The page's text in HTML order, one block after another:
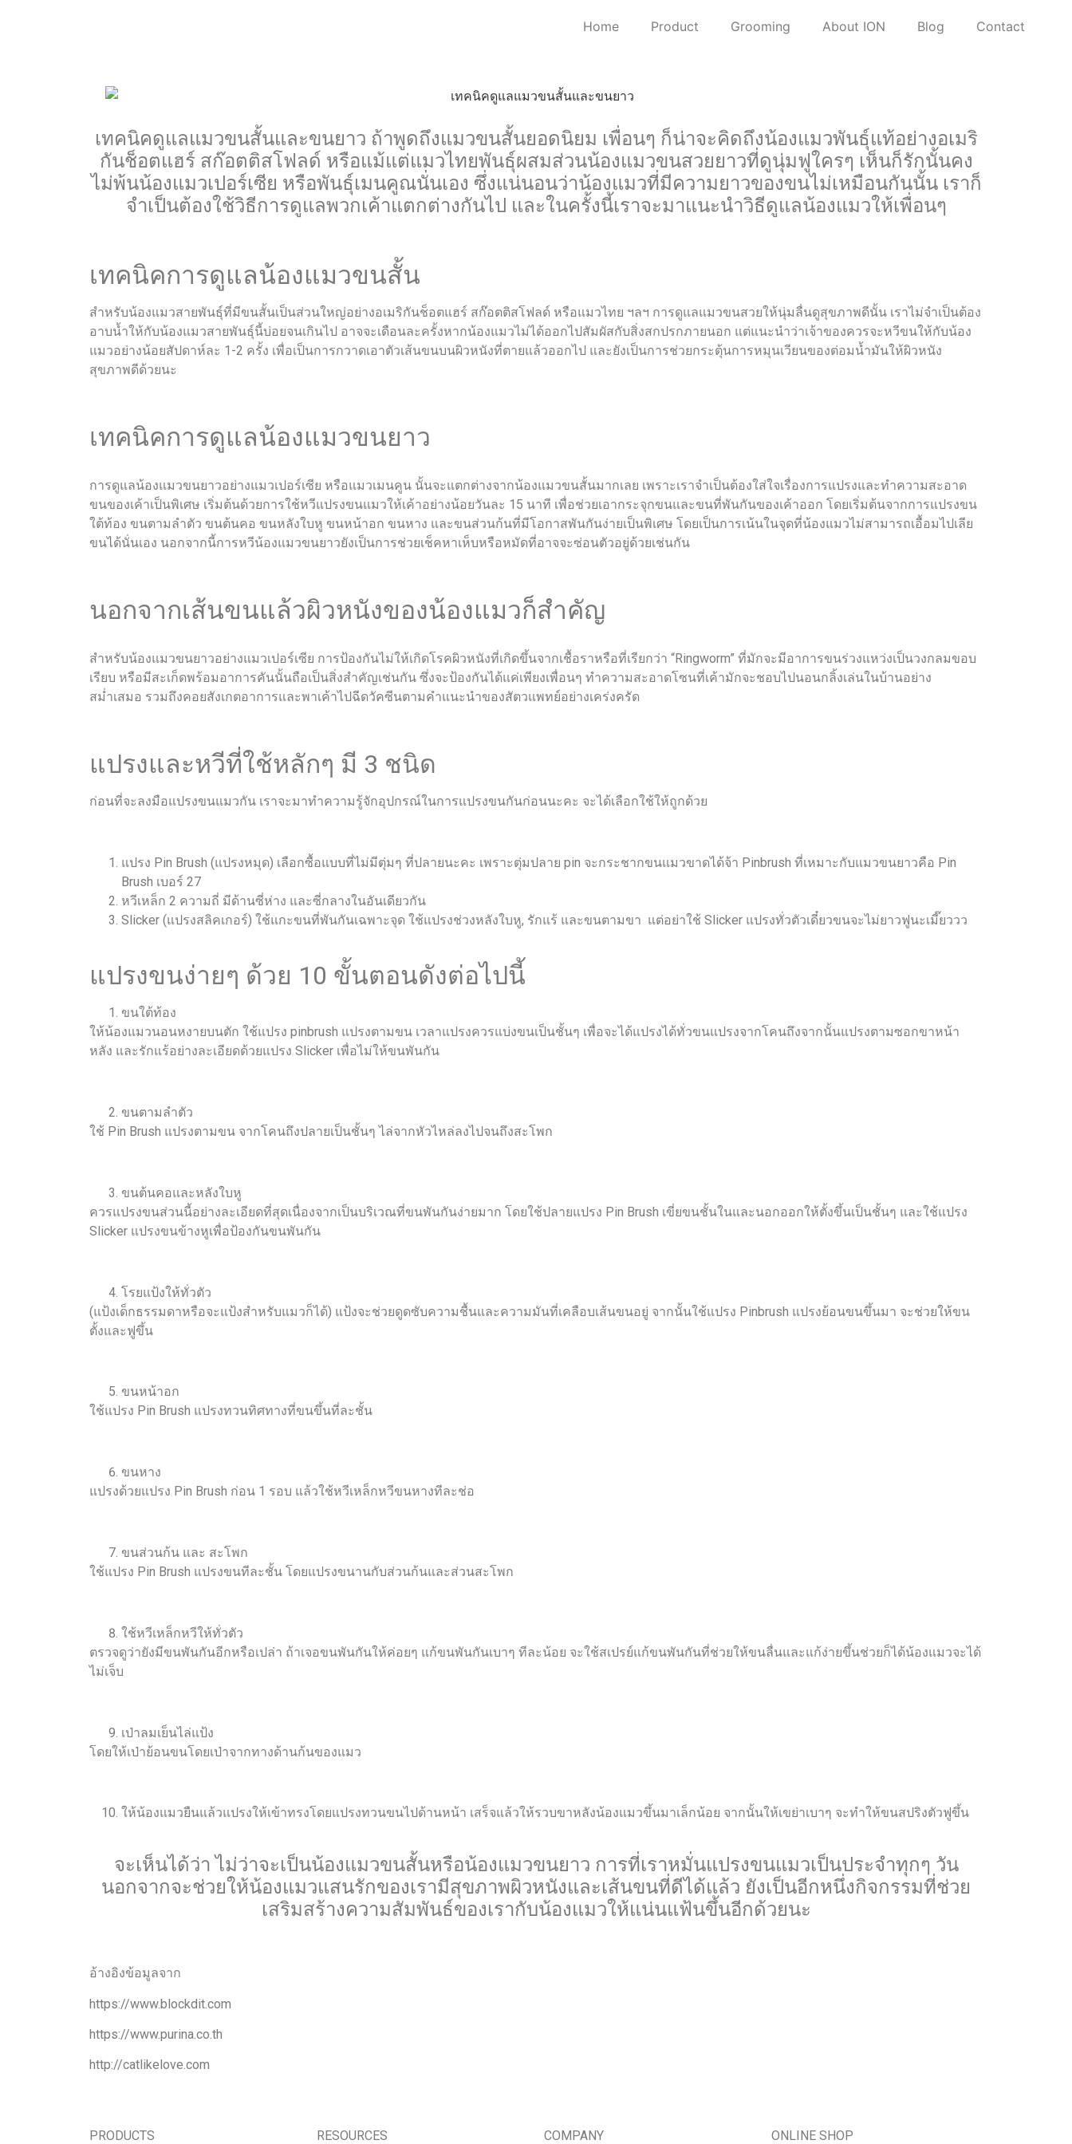
Home Product Grooming About ION Blog Contact
เทคนิคดูแลแมวขนสั้นและขนยาว ถ้าพูดถึงแมวขนสั้นยอดนิยม เพื่อนๆ ก็น่าจะคิดถึงน้องแมวพันธุ์แท้อย่างอเมริ
กันช็อตแฮร์ สก๊อตติสโฟลด์ หรือแม้แต่แมวไทยพันธุ์ผสมส่วนน้องแมวขนสวยยาวที่ดูนุ่มฟูใครๆ เห็นก็รักนั้นคง
ไม่พ้นน้องแมวเปอร์เซีย หรือพันธุ์เมนคูณนั่นเอง ซึ่งแน่นอนว่าน้องแมวที่มีความยาวของขนไม่เหมือนกันนั้น เราก็
จำเป็นต้องใช้วิธีการดูแลพวกเค้าแตกต่างกันไป และในครั้งนี้เราจะมาแนะนำวิธีดูแลน้องแมวให้เพื่อนๆ
เทคนิคการดูแลน้องแมวขนสั้น
สำหรับน้องแมวสายพันธุ์ที่มีขนสั้นเป็นส่วนใหญ่อย่างอเมริกันช็อตแฮร์ สก๊อตติสโฟลด์ หรือแมวไทย ฯลฯ การดูแลแมวขนสวยให้นุ่มลื่นดูสุขภาพดีนั้น เราไม่จำเป็นต้อง
อาบน้ำให้กับน้องแมวสายพันธุ์นี้บ่อยจนเกินไป อาจจะเดือนละครั้งหากน้องแมวไม่ได้ออกไปสัมผัสกับสิ่งสกปรกภายนอก แต่แนะนำว่าเจ้าของควรจะหวีขนให้กับน้อง
แมวอย่างน้อยสัปดาห์ละ 1-2 ครั้ง เพื่อเป็นการกวาดเอาตัวเส้นขนบนผิวหนังที่ตายแล้วออกไป และยังเป็นการช่วยกระตุ้นการหมุนเวียนของต่อมน้ำมันให้ผิวหนัง
สุขภาพดีด้วยนะ
เทคนิคการดูแลน้องแมวขนยาว
การดูแลน้องแมวขนยาวอย่างแมวเปอร์เซีย หรือแมวเมนคูน นั้นจะแตกต่างจากน้องแมวขนสั้นมากเลย เพราะเราจำเป็นต้องใส่ใจเรื่องการแปรงและทำความสะอาด
ขนของเค้าเป็นพิเศษ เริ่มต้นด้วยการใช้หวีแปรงขนแมวให้เค้าอย่างน้อยวันละ 15 นาที เพื่อช่วยเอากระจุกขนและขนที่พันกันของเค้าออก โดยเริ่มต้นจากการแปรงขน
ใต้ท้อง ขนตามลำตัว ขนต้นคอ ขนหลังใบหู ขนหน้าอก ขนหาง และขนส่วนก้นที่มีโอกาสพันกันง่ายเป็นพิเศษ โดยเป็นการเน้นในจุดที่น้องแมวไม่สามารถเอื้อมไปเลีย
ขนได้นั่นเอง นอกจากนี้การหวีน้องแมวขนยาวยังเป็นการช่วยเช็คหาเห็บหรือหมัดที่อาจจะซ่อนตัวอยู่ด้วยเช่นกัน
นอกจากเส้นขนแล้วผิวหนังของน้องแมวก็สำคัญ
สำหรับน้องแมวขนยาวอย่างแมวเปอร์เซีย การป้องกันไม่ให้เกิดโรคผิวหนังที่เกิดขึ้นจากเชื้อราหรือที่เรียกว่า “Ringworm” ที่มักจะมีอาการขนร่วงแหว่งเป็นวงกลมขอบ
เรียบ หรือมีสะเก็ดพร้อมอาการคันนั้นถือเป็นสิ่งสำคัญเช่นกัน ซึ่งจะป้องกันได้แค่เพียงเพื่อนๆ ทำความสะอาดโซนที่เค้ามักจะชอบไปนอนกลิ้งเล่นในบ้านอย่าง
สม่ำเสมอ รวมถึงคอยสังเกตอาการและพาเค้าไปฉีดวัคซีนตามคำแนะนำของสัตวแพทย์อย่างเคร่งครัด
แปรงและหวีที่ใช้หลักๆ มี 3 ชนิด
ก่อนที่จะลงมือแปรงขนแมวกัน เราจะมาทำความรู้จักอุปกรณ์ในการแปรงขนกันก่อนนะคะ จะได้เลือกใช้ให้ถูกด้วย
แปรง Pin Brush (แปรงหมุด) เลือกซื้อแบบที่ไม่มีตุ่มๆ ที่ปลายนะคะ เพราะตุ่มปลาย pin จะกระชากขนแมวขาดได้จ้า Pinbrush ที่เหมาะกับแมวขนยาวคือ Pin
Brush เบอร์ 27
หวีเหล็ก 2 ความถี่ มีด้านซี่ห่าง และซี่กลางในอันเดียวกัน
Slicker (แปรงสลิคเกอร์) ใช้แกะขนที่พันกันเฉพาะจุด ใช้แปรงช่วงหลังใบหู, รักแร้ และขนตามขา แต่อย่าใช้ Slicker แปรงทั่วตัวเดี๋ยวขนจะไม่ยาวฟูนะเมี๊ยววว
แปรงขนง่ายๆ ด้วย 10 ขั้นตอนดังต่อไปนี้
ขนใต้ท้อง
ให้น้องแมวนอนหงายบนตัก ใช้แปรง pinbrush แปรงตามขน เวลาแปรงควรแบ่งขนเป็นชั้นๆ เพื่อจะได้แปรงได้ทั่วขนแปรงจากโคนถึงจากนั้นแปรงตามซอกขาหน้า
หลัง และรักแร้อย่างละเอียดด้วยแปรง Slicker เพื่อไม่ให้ขนพันกัน
ขนตามลำตัว
ใช้ Pin Brush แปรงตามขน จากโคนถึงปลายเป็นชั้นๆ ไล่จากหัวไหล่ลงไปจนถึงสะโพก
ขนต้นคอและหลังใบหู
ควรแปรงขนส่วนนี้อย่างละเอียดที่สุดเนื่องจากเป็นบริเวณที่ขนพันกันง่ายมาก โดยใช้ปลายแปรง Pin Brush เขี่ยขนชั้นในและนอกออกให้ตั้งขึ้นเป็นชั้นๆ และใช้แปรง
Slicker แปรงขนข้างหูเพื่อป้องกันขนพันกัน
โรยแป้งให้ทั่วตัว
(แป้งเด็กธรรมดาหรือจะแป้งสำหรับแมวก็ได้) แป้งจะช่วยดูดซับความชื้นและความมันที่เคลือบเส้นขนอยู่ จากนั้นใช้แปรง Pinbrush แปรงย้อนขนขึ้นมา จะช่วยให้ขน
ตั้งและฟูขึ้น
ขนหน้าอก
ใช้แปรง Pin Brush แปรงทวนทิศทางที่ขนขึ้นที่ละชั้น
ขนหาง
แปรงด้วยแปรง Pin Brush ก่อน 1 รอบ แล้วใช้หวีเหล็กหวีขนหางทีละช่อ
ขนส่วนก้น และ สะโพก
ใช้แปรง Pin Brush แปรงขนทีละชั้น โดยแปรงขนานกับส่วนก้นและส่วนสะโพก
ใช้หวีเหล็กหวีให้ทั่วตัว
ตรวจดูว่ายังมีขนพันกันอีกหรือเปล่า ถ้าเจอขนพันกันให้ค่อยๆ แก้ขนพันกันเบาๆ ทีละน้อย จะใช้สเปรย์แก้ขนพันกันที่ช่วยให้ขนลื่นและแก้ง่ายขึ้นช่วยก็ได้น้องแมวจะได้
ไม่เจ็บ
เป่าลมเย็นไล่แป้ง
โดยให้เป่าย้อนขนโดยเป่าจากทางด้านก้นของแมว
ให้น้องแมวยืนแล้วแปรงให้เข้าทรงโดยแปรงทวนขนไปด้านหน้า เสร็จแล้วให้รวบขาหลังน้องแมวขึ้นมาเล็กน้อย จากนั้นให้เขย่าเบาๆ จะทำให้ขนสปริงตัวฟูขึ้น
จะเห็นได้ว่า ไม่ว่าจะเป็นน้องแมวขนสั้นหรือน้องแมวขนยาว การที่เราหมั่นแปรงขนแมวเป็นประจำทุกๆ วัน
นอกจากจะช่วยให้น้องแมวแสนรักของเรามีสุขภาพผิวหนังและเส้นขนที่ดีได้แล้ว ยังเป็นอีกหนึ่งกิจกรรมที่ช่วย
เสริมสร้างความสัมพันธ์ของเรากับน้องแมวให้แน่นแฟ้นขึ้นอีกด้วยนะ
อ้างอิงข้อมูลจาก
https://www.blockdit.com
https://www.purina.co.th
http://catlikelove.com
PRODUCTS RESOURCES COMPANY ONLINE SHOP